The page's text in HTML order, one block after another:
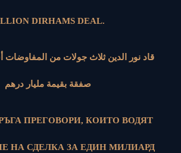
DIRHAMS DEAL.
قاد نور الدين ثلاث جولات من
صفقة بقيمة مليار درهم
ПРЕГОВОРИ, КОИТО ВОДЯТ
НА СДЕЛКА ЗА ЕДИН МИЛИАРД